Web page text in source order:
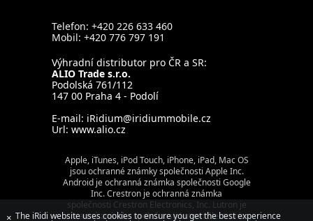
Telefon: +420 226 633 460
Mobil: +420 776 797 191
Výhradní distributor pro ČR a SR:
ALIO Trade s.r.o.
Podolská 761/112
147 00 Praha 4 - Podolí
E-mail: iRidium@iridiummobile.cz
Url: www.alio.cz
Apple, iTunes, iPod Touch, iPhone, iPad, Mac OS
jsou ochranné známky společnosti Apple Inc.
Android je ochranná známka společnosti Google
Inc. Crestron je ochranná známka
společnosti Crestron Electronics, Inc. Lutron je
ochranná známka společnosti Lutron Electronics,
× The iRidi website uses cookies to ensure you get the best experience